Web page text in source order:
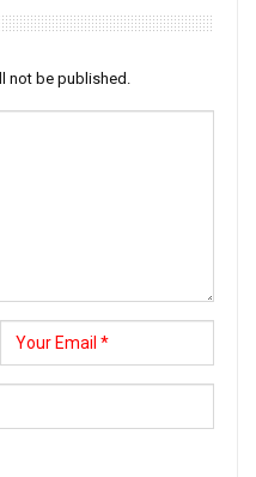
not be published.